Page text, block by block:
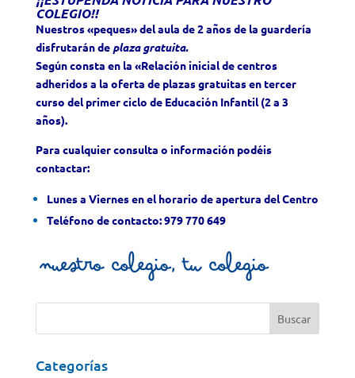
COLEGIO!!
Nuestros «peques» del aula de 2 años de la guardería
disfrutarán de plaza gratuita.
Según consta en la «Relación inicial de centros
adheridos a la oferta de plazas gratuitasen tercer
curso del primer ciclo de Educación Infantil (2 a 3
años).
Para cualquier consulta o información podéis
contactar:
Lunes a Viernes en el horario de apertura del Centro
Teléfono de contacto: 979 770 649
Categorías